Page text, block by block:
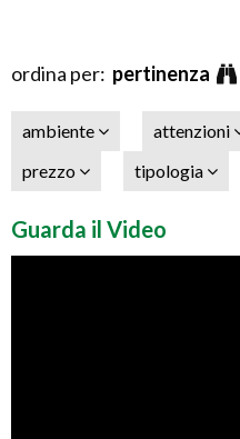
ordina per: pertinenza
ambiente attenzioni
prezzo
tipologia
Guarda il Video